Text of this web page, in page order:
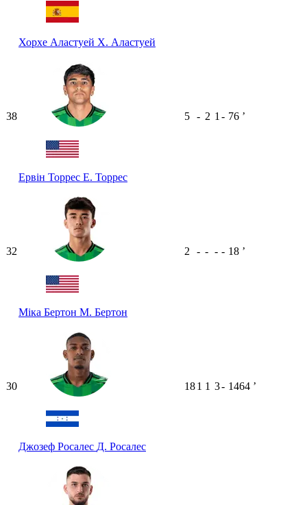
Хорхе Аластуей Х. Аластуей
38
Ервін Торрес Е. Торрес
5 - 2 1 - 76 ʼ
32
Міка Бертон М. Бертон
2 - - - - 18 ʼ
30
Джозеф Росалес Д. Росалес
181 1 3- 1464 ʼ